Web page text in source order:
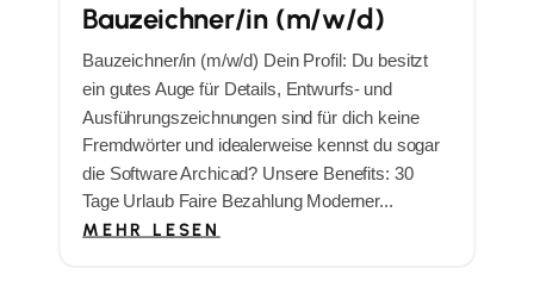
Bauzeichner/in (m/w/d)
Bauzeichner/in (m/w/d) Dein Profil: Du besitzt
ein gutes Auge für Details, Entwurfs- und
Ausführungszeichnungen sind für dich keine
Fremdwörter und idealerweise kennst du sogar
die Software Archicad? Unsere Benefits: 30
Tage Urlaub Faire Bezahlung Moderner...
MEHR LESEN